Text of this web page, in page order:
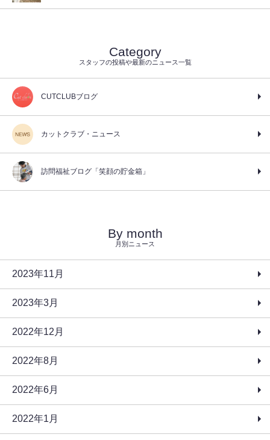
Category
スタッフの投稿や最新のニュース一覧
CUTCLUBブログ
カットクラブ・ニュース
訪問福祉ブログ「笑顔の貯金箱」
By month
月別ニュース
2023年11月
2023年3月
2022年12月
2022年8月
2022年6月
2022年1月